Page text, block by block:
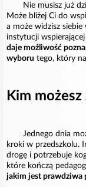
Nie musisz już
Może bliżej Ci do
a może widzisz
instytucji
daje możliwość
wyboru tego, który
Kim
Jednego dnia
kroki w przedszkolu.
drogę i potrzebuje
które kończą
jakim jest prawdziwa